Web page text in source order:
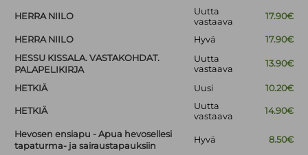
HERRA NIILO
Uutta
vastaava
17.90€
HERRA NIILO Hyvä
17.90€
HESSU KISSALA. VASTAKOHDAT.
PALAPELIKIRJA
Uutta
vastaava
13.90€
HETKIÄ Uusi 10.20€
HETKIÄ
Uutta
vastaava
14.90€
Hevosen ensiapu - Apua hevosellesi
tapaturma- ja sairaustapauksiin
Hyvä 8.50€